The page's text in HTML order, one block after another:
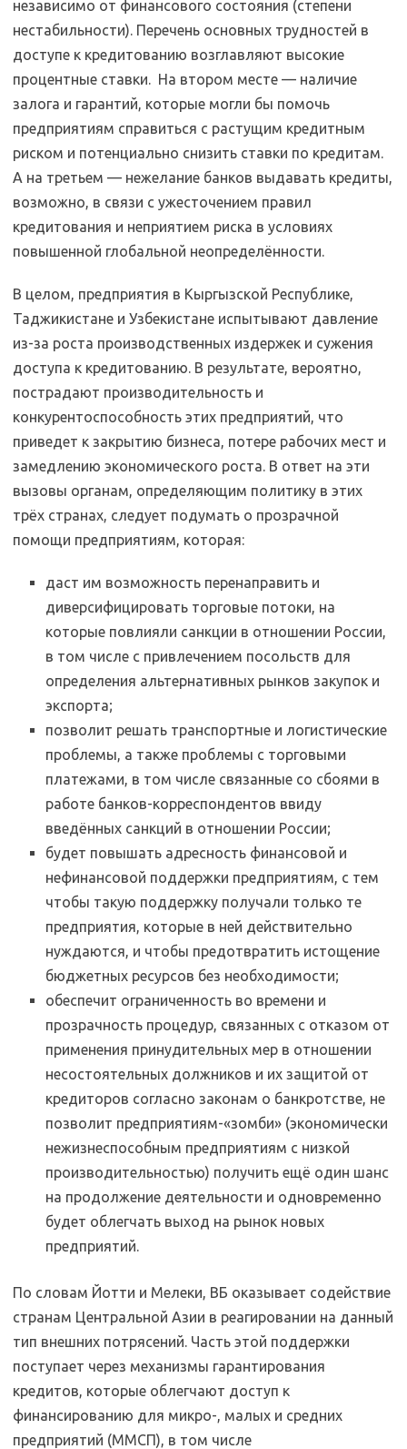
независимо от финансового состояния (степени
нестабильности). Перечень основных трудностей в
доступе к кредитованию возглавляют высокие
процентные ставки. На втором месте — наличие
залога и гарантий, которые могли бы помочь
предприятиям справиться с растущим кредитным
риском и потенциально снизить ставки по кредитам.
А на третьем — нежелание банков выдавать кредиты,
возможно, в связи с ужесточением правил
кредитования и неприятием риска в условиях
повышенной глобальной неопределённости.
В целом, предприятия в Кыргызской Республике,
Таджикистане и Узбекистане испытывают давление
из-за роста производственных издержек и сужения
доступа к кредитованию. В результате, вероятно,
пострадают производительность и
конкурентоспособность этих предприятий, что
приведет к закрытию бизнеса, потере рабочих мест и
замедлению экономического роста. В ответ на эти
вызовы органам, определяющим политику в этих
трёх странах, следует подумать о прозрачной
помощи предприятиям, которая:
даст им возможность перенаправить и
диверсифицировать торговые потоки, на
которые повлияли санкции в отношении России,
в том числе с привлечением посольств для
определения альтернативных рынков закупок и
экспорта;
позволит решать транспортные и логистические
проблемы, а также проблемы с торговыми
платежами, в том числе связанные со сбоями в
работе банков-корреспондентов ввиду
введённых санкций в отношении России;
будет повышать адресность финансовой и
нефинансовой поддержки предприятиям, с тем
чтобы такую поддержку получали только те
предприятия, которые в ней действительно
нуждаются, и чтобы предотвратить истощение
бюджетных ресурсов без необходимости;
обеспечит ограниченность во времени и
прозрачность процедур, связанных с отказом от
применения принудительных мер в отношении
несостоятельных должников и их защитой от
кредиторов согласно законам о банкротстве, не
позволит предприятиям-«зомби» (экономически
нежизнеспособным предприятиям с низкой
производительностью) получить ещё один шанс
на продолжение деятельности и одновременно
будет облегчать выход на рынок новых
предприятий.
По словам Йотти и Мелеки, ВБ оказывает содействие
странам Центральной Азии в реагировании на данный
тип внешних потрясений. Часть этой поддержки
поступает через механизмы гарантирования
кредитов, которые облегчают доступ к
финансированию для микро-, малых и средних
предприятий (ММСП), в том числе